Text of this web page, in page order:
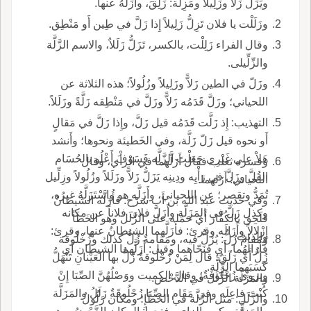
ويَزَلُّ زَلاًّ وزَلِيلاً ومَزِلَّة: زَلِقَ، وأَزَلَّهُ عنها.
وزَلَلْت يا فلان تَزِلُّ زَلِيلاً إِذا زَلَّ في طِين أَو مَنْطِق.
وقال الفراء زَلِلْت، بالكسر، تَزَلُّ زَلَلاٌ، والاسم الزَّلَّة
والزِّلِّيلى.
وزَلّ في الطين زَلاًّ وزَلِيلاً وزُلُولاً؛ هذه الثلاثة عن
اللحياني؛ وزَلَّ قَدَمُه زَلاًّ وزَلَّ في مَنْطِقه زَلَّةً وزَلَلاً.
التهذيب: إِذ زَلَّت قَدَمُه قيل زَلَّ، وإِذا زَلَّ في مَقالٍ
أَو نحوه قيل زَلّ زَلَّة، وفي الخَطيئة ونحوها؛ وأَنشد
هَلاْ على غَيْرِي جَعَلْتَ الزَّلَّه فَسَوْفَ أَعْلُو بالحُسَام
القُلَّ وزَلَّ في رَأْيِه ودِينِه يَزَلُّ زَلاًّ وزَلَلاً وزُلُولاً وزِلِّيل
تُمَدُّ وتقصر؛ عن اللحياني، وأَزَلَّه هو واسْتَزَلَّهُ غيرُه،
وكذل زَلَّ في المَزَِلَّة وأَزَلَّ فلان فلاناً عن مكانه
إِزْلالاً وأَزَالَه وقرئ: فأَزَلَّهما الشيطانُ عنها، وقرئ:
فأَزالَهُما، أَي فنَحّاهما وقيل: أَزَلَّهما الشيطان أَي
كَسَبَهما الزَّلَّة.
وفسره ثعلب فقال أَزَلَّهما في الرأْي، وقال
اللحياني: أَزَلهما.
وفي حديث عبد الله بن أَب سَرْح: فأُزَلَّه الشيطانُ
فلَحِق بالكُفَّار أَي حَمَله على الزَّلَل وهو الخَطَأ
والذنب.
ومَقامٌ زُلُّ: يُزَلُّ فيه، ومَقامةٌ زُلُّ كذلك وزُخْلُوقة
زُلٌّ أَي زَلَقٌ؛ قال لِمَنْ زُحْلُوقةٌ زُلُّ بها العَيْنانِ تَنْهَلُّ
ويروى زُحْلُوفَةٌ؛ وقال الكميت ووَصْلُهُنَّ الصِّبَا إِنْ
كُنْتَ فاعِلَه وفي مَقَام الصِّبَا زُحْلُوقَةٌ زَلَلُ والمَزَلَّة
والمَزَلَّة الزَّلَل في الدَّحْض.
والزَّلَل: مثل الزَّلَّة في الخَطَإِ؛ ومكان زَلُولٌ